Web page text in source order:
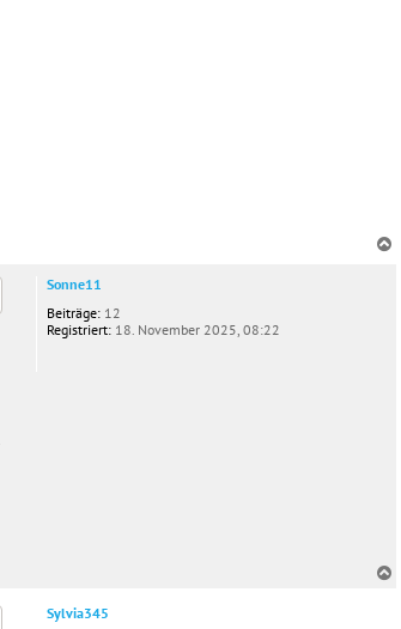
Sonne11
Beiträge: 12
Registriert: 18. November 2025, 08:22
Sylvia345